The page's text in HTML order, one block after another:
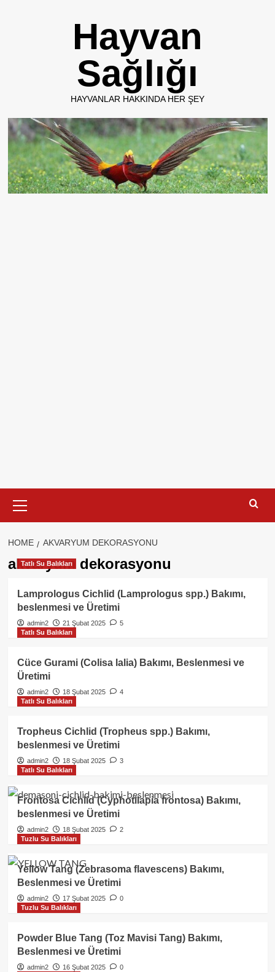
Hayvan
Sağlığı
HAYVANLAR HAKKINDA HER ŞEY
Menu
HOME AKVARYUM DEKORASYONU
akvaryum dekorasyonu
Tatlı Su Balıkları
Lamprologus Cichlid (Lamprologus spp.) Bakımı,
beslenmesi ve Üretimi
admin2 21 Şubat 2025
5
Tatlı Su Balıkları
Cüce Gurami (Colisa lalia) Bakımı, Beslenmesi ve
Üretimi
admin2 18 Şubat 2025
4
Tatlı Su Balıkları
Tropheus Cichlid (Tropheus spp.) Bakımı,
beslenmesi ve Üretimi
admin2 18 Şubat 2025
3
Tatlı Su Balıkları
Frontosa Cichlid (Cyphotilapia frontosa) Bakımı,
beslenmesi ve Üretimi
admin2 18 Şubat 2025
2
Tuzlu Su Balıkları
Yellow Tang (Zebrasoma flavescens) Bakımı,
Beslenmesi ve Üretimi
admin2 17 Şubat 2025
0
Tuzlu Su Balıkları
Powder Blue Tang (Toz Mavisi Tang) Bakımı,
Beslenmesi ve Üretimi
admin2 16 Şubat 2025
0